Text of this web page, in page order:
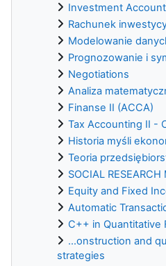
Investment Account
Rachunek
Modelowanie
Prognozowanie i
Negotiations
Analiza
Finanse II (ACCA)
Tax Accounting II -
Historia myśli
Teoria
SOCIAL RESEARCH
Equity and Fixed
Automatic
C++ in Quantitative
...onstruction and
strategies